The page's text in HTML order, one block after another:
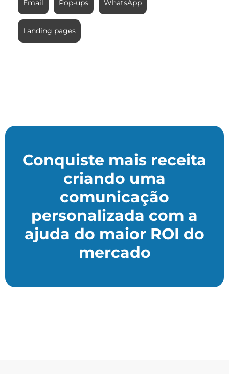
Email Pop-ups WhatsApp
Landing pages
Conquiste mais receita
criando uma
comunicação
personalizada com a
ajuda do maior ROI do
mercado